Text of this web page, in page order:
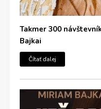
Takmer 300
Bajkai
Čítať ďalej